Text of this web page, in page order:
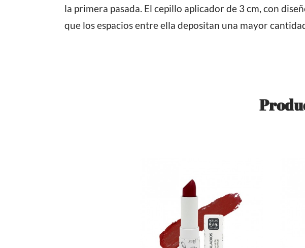
la primera pasada. El cepillo aplicador de 3 cm, con
que los espacios entre ella depositan una mayor